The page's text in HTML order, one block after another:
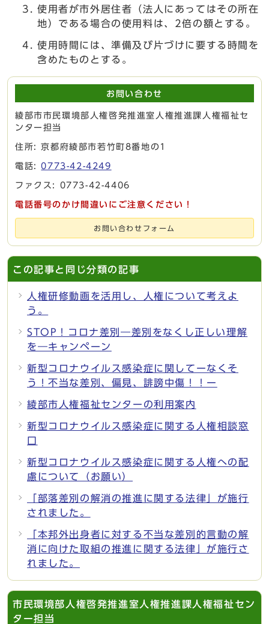
使用者が市外居住者（法人にあってはその所在
地）である場合の使用料は、2倍の額とする。
使用時間には、準備及び片づけに要する時間を
含めたものとする。
お問い合わせ
綾部市市民環境部人権啓発推進室人権推進課人権福祉セ
ンター担当
住所: 京都府綾部市若竹町8番地の1
電話:0773-42-4249
ファクス: 0773-42-4406
電話番号のかけ間違いにご注意ください！
お問い合わせフォーム
この記事と同じ分類の記事
人権研修動画を活用し、人権について考えよ
う。
STOP！コロナ差別―差別をなくし正しい理解
を―キャンペーン
新型コロナウイルス感染症に関してーなくそ
う！不当な差別、偏見、誹謗中傷！！ー
綾部市人権福祉センターの利用案内
新型コロナウイルス感染症に関する人権相談窓
口
新型コロナウイルス感染症に関する人権への配
慮について（お願い）
「部落差別の解消の推進に関する法律」が施行
されました。
「本邦外出身者に対する不当な差別的言動の解
消に向けた取組の推進に関する法律」が施行さ
れました。
市民環境部人権啓発推進室人権推進課人権福祉セン
ター担当